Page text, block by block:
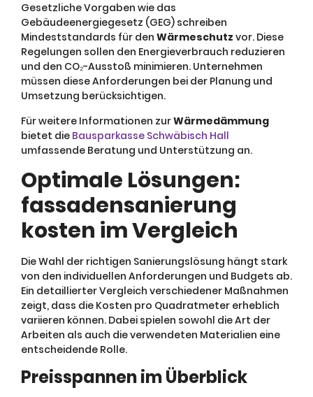
Gesetzliche Vorgaben wie das
Gebäudeenergiegesetz (GEG) schreiben
Mindeststandards für den Wärmeschutz vor. Diese
Regelungen sollen den Energieverbrauch reduzieren
und den CO₂-Ausstoß minimieren. Unternehmen
müssen diese Anforderungen bei der Planung und
Umsetzung berücksichtigen.
Für weitere Informationen zurWärmedämmung
bietet die Bausparkasse Schwäbisch Hall
umfassende Beratung und Unterstützung an.
Optimale Lösungen:
fassadensanierung
kosten im Vergleich
Die Wahl der richtigen Sanierungslösung hängt stark
von den individuellen Anforderungen und Budgets ab.
Ein detaillierter Vergleich verschiedener Maßnahmen
zeigt, dass die Kosten pro Quadratmeter erheblich
variieren können. Dabei spielen sowohl die Art der
Arbeiten als auch die verwendeten Materialien eine
entscheidende Rolle.
Preisspannen im Überblick